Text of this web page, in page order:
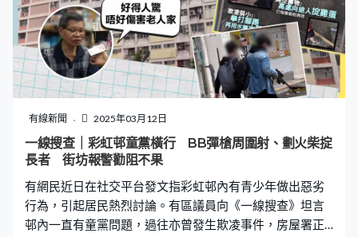
有線新聞 2025年03月12日
一線搜查｜彩虹邨童黨橫行 BB彈槍周圍射、劃火柴掟
長者 街坊報警勸阻不果
有網民近日在社交平台發文指彩虹邨內有青少年做出惡劣
行為，引起居民熱烈討論。有區議員向《一線搜查》坦言
邨內一直有童黨問題，過往亦曾發生欺凌事件，房屋署正